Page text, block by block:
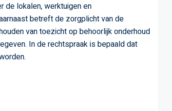
de lokalen, werktuigen en
betreft de zorgplicht van de
van toezicht op behoorlijk onderhoud
In de rechtspraak is bepaald dat